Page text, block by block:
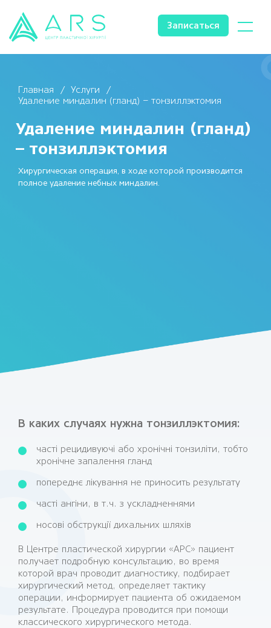
Записаться
Главная
Услуги
Удаление миндалин (гланд) – тонзиллэктомия
Удаление миндалин (гланд)
– тонзиллэктомия
Хирургическая операция, в ходе которой производится
полное удаление небных миндалин.
В каких случаях нужна тонзиллэктомия:
часті рецидивуючі або хронічні тонзиліти, тобто
хронічне запалення гланд
попереднє лікування не приносить результату
часті ангіни, в т.ч. з ускладненнями
носові обструкції дихальних шляхів
В Центре пластической хирургии «АРС» пациент
получает подробную консультацию, во время
которой врач проводит диагностику, подбирает
хирургический метод, определяет тактику
операции, информирует пациента об ожидаемом
результате. Процедура проводится при помощи
классического хирургического метода.